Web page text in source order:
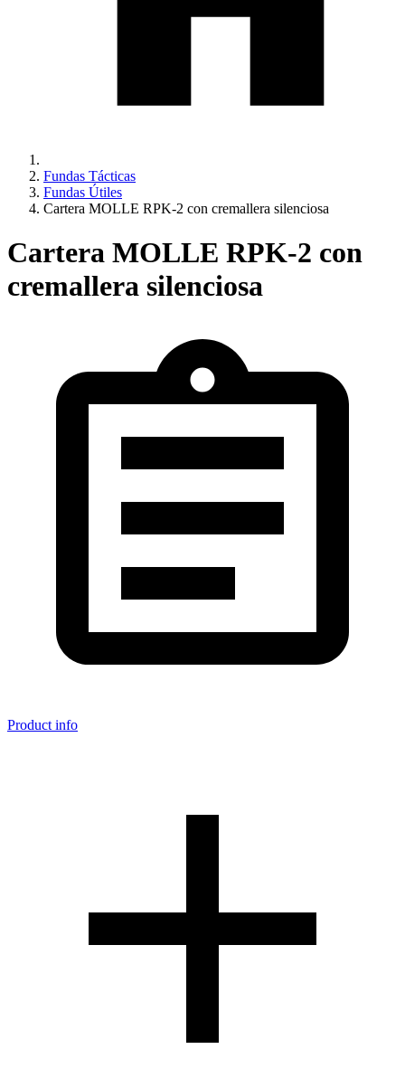
Fundas Tácticas
Fundas Útiles
Cartera MOLLE RPK-2 con cremallera silenciosa
Cartera MOLLE RPK-2 con
cremallera silenciosa
Product info